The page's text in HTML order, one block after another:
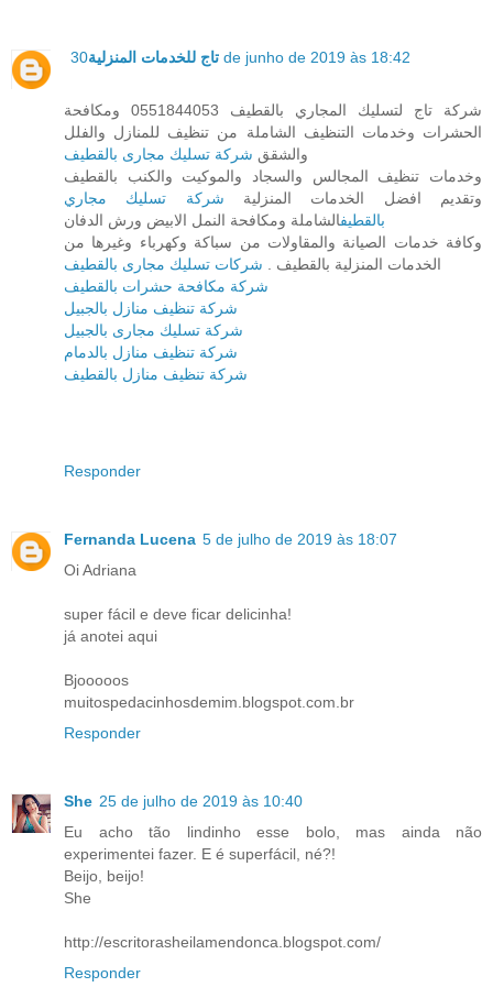
تاج للخدمات المنزلية 30 de junho de 2019 às 18:42
شركة تاج لتسليك المجاري بالقطيف 0551844053 ومكافحة
الحشرات وخدمات التنظيف الشاملة من تنظيف للمنازل والفلل
والشقق شركة تسليك مجارى بالقطيف
وخدمات تنظيف المجالس والسجاد والموكيت والكنب بالقطيف
وتقديم افضل الخدمات المنزلية شركة تسليك مجاري
بالقطيفالشاملة ومكافحة النمل الابيض ورش الدفان
وكافة خدمات الصيانة والمقاولات من سباكة وكهرباء وغيرها من
الخدمات المنزلية بالقطيف . شركات تسليك مجارى بالقطيف
شركة مكافحة حشرات بالقطيف
شركة تنظيف منازل بالجبيل
شركة تسليك مجارى بالجبيل
شركة تنظيف منازل بالدمام
شركة تنظيف منازل بالقطيف
Responder
Fernanda Lucena 5 de julho de 2019 às 18:07
Oi Adriana
super fácil e deve ficar delicinha!
já anotei aqui
Bjooooos
muitospedacinhosdemim.blogspot.com.br
Responder
She 25 de julho de 2019 às 10:40
Eu acho tão lindinho esse bolo, mas ainda não
experimentei fazer. E é superfácil, né?!
Beijo, beijo!
She
http://escritorasheilamendonca.blogspot.com/
Responder